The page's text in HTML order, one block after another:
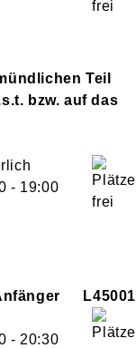
Teil
bzw. auf das
- 19:00
L45001
- 20:30